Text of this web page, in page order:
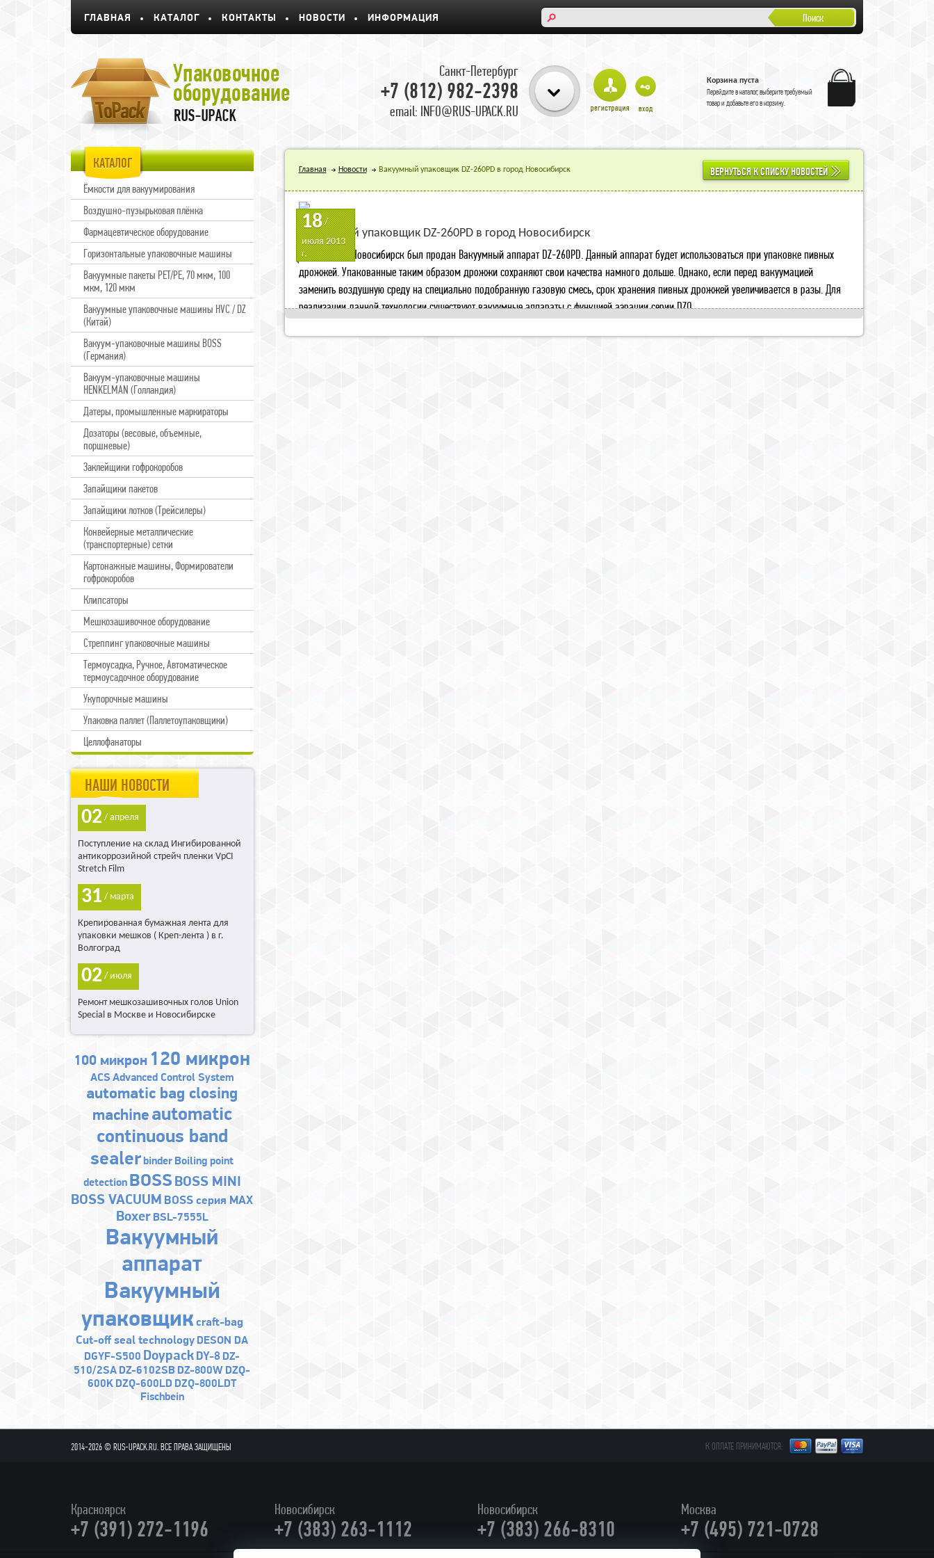
ГЛАВНАЯ КАТАЛОГ КОНТАКТЫ НОВОСТИ ИНФОРМАЦИЯ Поиск
Санкт-Петербург
+7 (812) 982-2398
email: INFO@RUS-UPACK.RU
Корзина пуста
Перейдите вкаталог, выберите требуемый
товар и добавьте его в корзину.
КАТАЛОГ
Ёмкости для вакуумирования
Воздушно-пузырьковая плёнка
Фармацевтическое оборудование
Горизонтальные упаковочные машины
Вакуумные пакеты PET/PE, 70 мкм, 100
мкм, 120 мкм
Вакуумные упаковочные машины HVC / DZ
(Китай)
Вакуум-упаковочные машины BOSS
(Германия)
Вакуум-упаковочные машины
HENKELMAN (Голландия)
Датеры, промышленные маркираторы
Дозаторы (весовые, объемные,
поршневые)
Заклейщики гофрокоробов
Запайщики пакетов
Запайщики лотков (Трейсилеры)
Конвейерные металлические
(транспортерные) сетки
Картонажные машины, Формирователи
гофрокоробов
Клипсаторы
Мешкозашивочное оборудование
Стреппинг упаковочные машины
Термоусадка, Ручное, Автоматическое
термоусадочное оборудование
Укупорочные машины
Упаковка паллет (Паллетоупаковщики)
Целлофанаторы
НАШИ НОВОСТИ
02 / апреля
Поступление на склад Ингибированной
антикоррозийной стрейч пленки VpCI
Stretch Film
31 / марта
Крепированная бумажная лента для
упаковки мешков ( Креп-лента ) в г.
Волгоград
02 / июля
Ремонт мешкозашивочных голов Union
Special в Москве и Новосибирске
100 микрон 120 микрон
ACS Advanced Control System
automatic bag closing
machine automatic
continuous band
sealer binder Boiling point
detection BOSS BOSS MINI
BOSS VACUUM BOSS серия MAX
Boxer BSL-7555L
Bакуумный
аппарат
Bакуумный
упаковщикcraft-bag
Cut-off seal technology DESON DA
DGYF-S500 Doypack DY-8 DZ-
510/2SA DZ-6102SB DZ-800W DZQ-
600K DZQ-600LD DZQ-800LDT
Fischbein
Главная Новости Вакуумный упаковщик DZ-260PD в город Новосибирск ВЕРНУТЬСЯ К СПИСКУ НОВОСТЕЙ
18/
июля 2013
г.
Вакуумный упаковщик DZ-260PD в город Новосибирск
Сегодня, в г Новосибирск был продан Вакуумный аппарат DZ-260PD. Данный аппарат будет использоваться при упаковке пивных
дрожжей. Упакованные таким образом дрожжи сохраняют свои качества намного дольше. Однако, если перед вакуумацией
заменить воздушную среду на специально подобранную газовую смесь, срок хранения пивных дрожжей увеличивается в разы. Для
реализации данной технологии существуют вакуумные аппараты с функцией аэрации серии DZQ
2014-2026 © RUS-UPACK.RU. ВСЕ ПРАВА ЗАЩИЩЕНЫ К ОПЛАТЕ ПРИНИМАЮТСЯ:
Красноярск
+7 (391) 272-1196
Новосибирск
+7 (383) 263-1112
Новосибирск
+7 (383) 266-8310
Москва
+7 (495) 721-0728